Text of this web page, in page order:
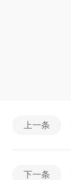
上一条
下一条